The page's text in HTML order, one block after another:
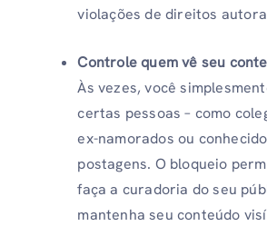
violações de direitos
Controle quem vê seu
Às vezes, você
certas pessoas – como
ex-namorados ou
postagens. O bloqueio
faça a curadoria do seu
mantenha seu conteúdo